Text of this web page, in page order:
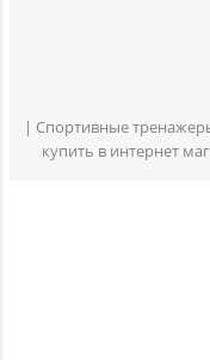
| Спортивные
купить в интернет